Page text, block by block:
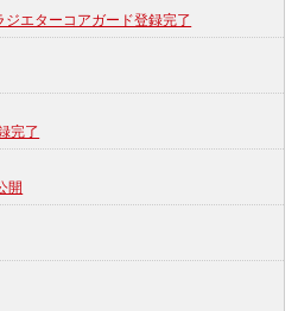
エターコアガード登録完了
完了
開